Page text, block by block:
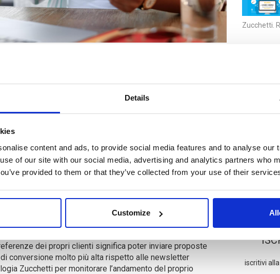
Details
content and ads, to provide social media features and to analyse our
of our site with our social media, advertising and analytics partners who
provided to them or that they’ve collected from your use of their
Customize
la Business Intelligence di eAgency per anticipare i desideri dei
offerte standardizzate, la vera sfida del successo non è
giusto nel momento ideale. Ogni agenzia di viaggi siede
dalle informazioni dei propri clienti, ma troppo spesso
all'interno dei database, perdendo il loro potenziale
trasformando queste informazioni grezze in strategie di
di Business Intelligence e CRM. Analizzare le performance
quali siano le destinazioni più redditizie o quali
Questo passaggio da una gestione "a intuito" a una
piccolo Tour Operator di diventare una realtà strutturata e
consente di costruire un rapporto duraturo con il
dei propri clienti significa poter inviare proposte
conversione molto più alta rispetto alle newsletter
Zucchetti per monitorare l’andamento del proprio
Zucchetti.
software –
11-03-2018
Note
iscritivi